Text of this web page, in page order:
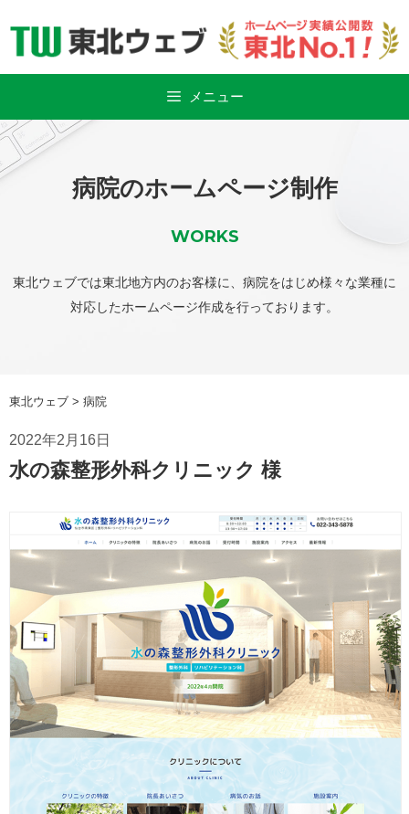
メニュー
病院のホームページ制作
WORKS
東北ウェブでは東北地方内のお客様に、病院をはじめ様々な業種に
対応したホームページ作成を行っております。
東北ウェブ > 病院
2022年2月16日
水の森整形外科クリニック 様